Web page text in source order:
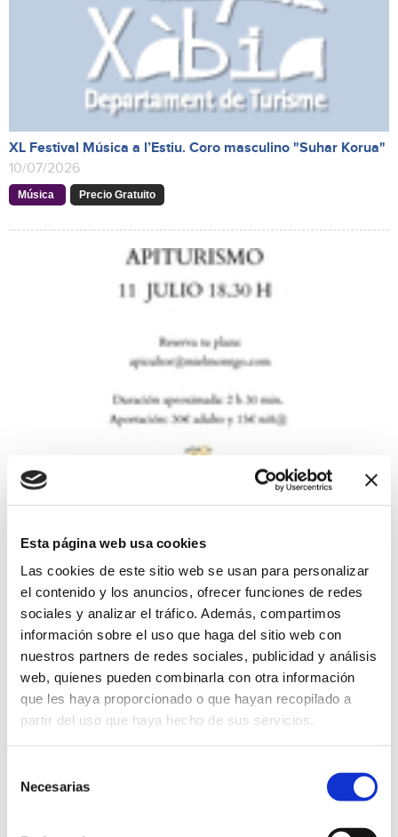
Esta página web usa cookies
Las cookies de este sitio web se usan para personalizar
el contenido y los anuncios, ofrecer funciones de redes
sociales y analizar el tráfico. Además, compartimos
información sobre el uso que haga del sitio web con
nuestros partners de redes sociales, publicidad y análisis
web, quienes pueden combinarla con otra información
que les haya proporcionado o que hayan recopilado a
partir del uso que haya hecho de sus servicios.
Necesarias
XL Festival Música a l’Estiu. Coro masculino "Suhar Korua"
10/07/2026
Música Precio Gratuito
Experiencia de Apiturismo
Inmersión auténtica en el mundo de las abejas dentro del
Parque Natural del Montgó. A lo largo de la visita, se combina
naturaleza, conocimiento y emoción: se empieza con un
recorrido interpretativo por el entorno, continuando con la
visita al colmenar donde se descubre de cerca el trabajo de
las abejas y se finaliza con una cata de mieles que refleja la
biodiversidad del territorio. Una experiencia sensorial y
educativa diseñada para conectar con la naturaleza y
comprender el verdadero valor de las abejas. RESERVA:
apicultor@mielmontgo.com
Rutas y Excursiones Precio Adultos: 30 € / niños: 15 €